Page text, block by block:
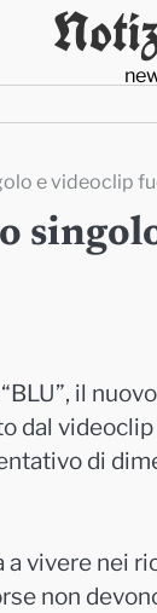
e videoclip
il
dal
di
a vivere nei
non